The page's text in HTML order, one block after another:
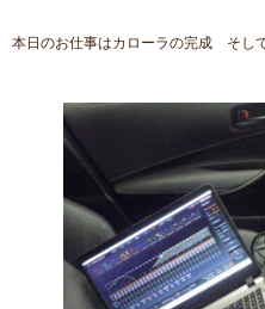
本日のお仕事はカローラの完成 そし